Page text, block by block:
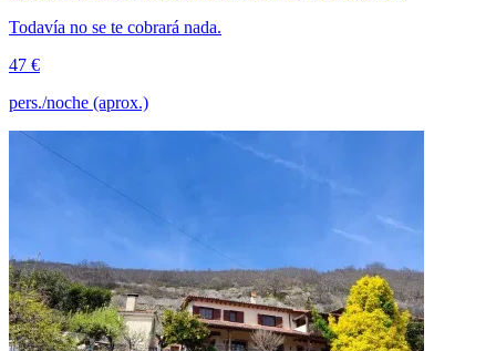
Todavía no se te cobrará nada.
47 €
pers./noche (aprox.)